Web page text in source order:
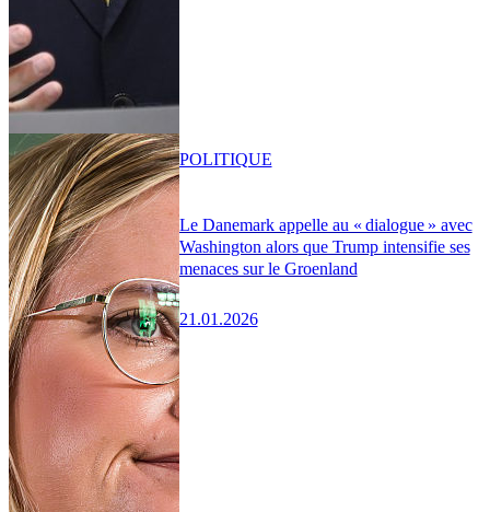
Le Danemark appelle au « dialogue » avec
Washington alors que Trump intensifie ses
menaces sur le Groenland
21.01.2026
POLITIQUE